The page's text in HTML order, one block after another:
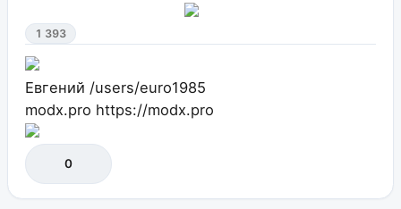
1 393
Евгений /users/euro1985
modx.pro https://modx.pro
0